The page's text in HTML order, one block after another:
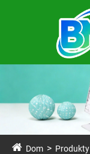
Dom Produkty